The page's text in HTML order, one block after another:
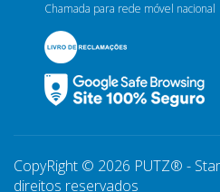
Chamada para rede móvel nacional
CopyRight © 2026 PUTZ® -
direitos reservados